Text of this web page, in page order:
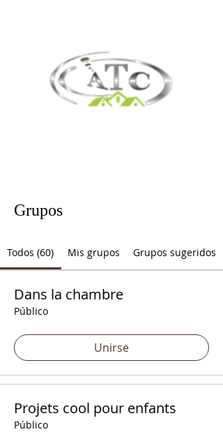
Grupos
Todos (60) Mis grupos Grupos sugeridos
Dans la chambre
Público
Unirse
Projets cool pour enfants
Público